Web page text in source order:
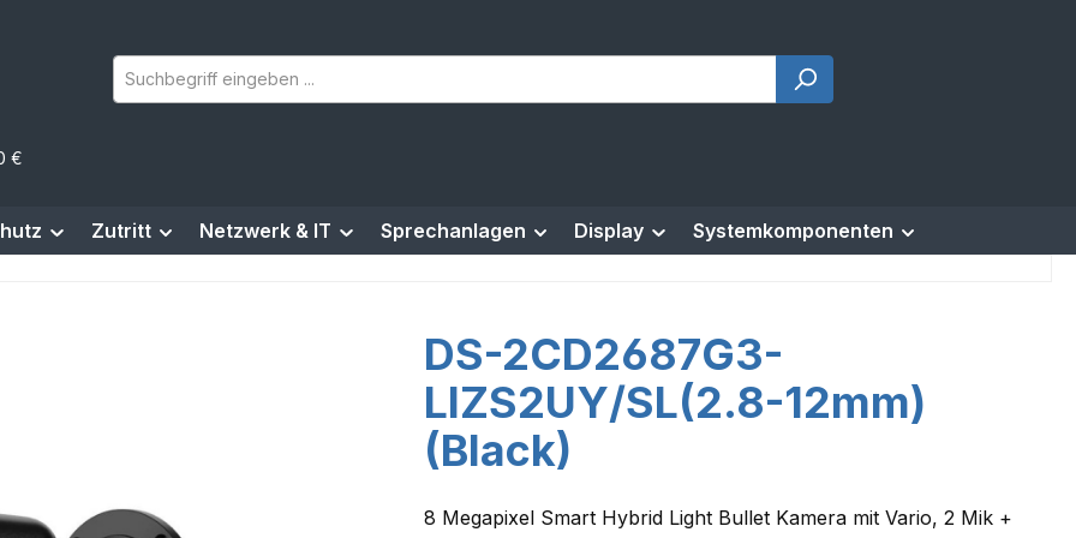
€
Zutritt Netzwerk & IT Sprechanlagen Display Systemkomponenten
DS-2CD2687G3-
LIZS2UY/SL(2.8-12mm)
(Black)
8 Megapixel Smart Hybrid Light Bullet Kamera mit Vario, 2 Mik +